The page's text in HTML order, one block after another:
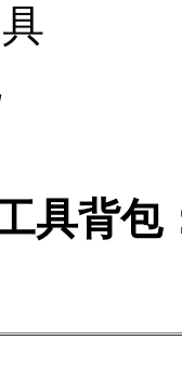
具背包